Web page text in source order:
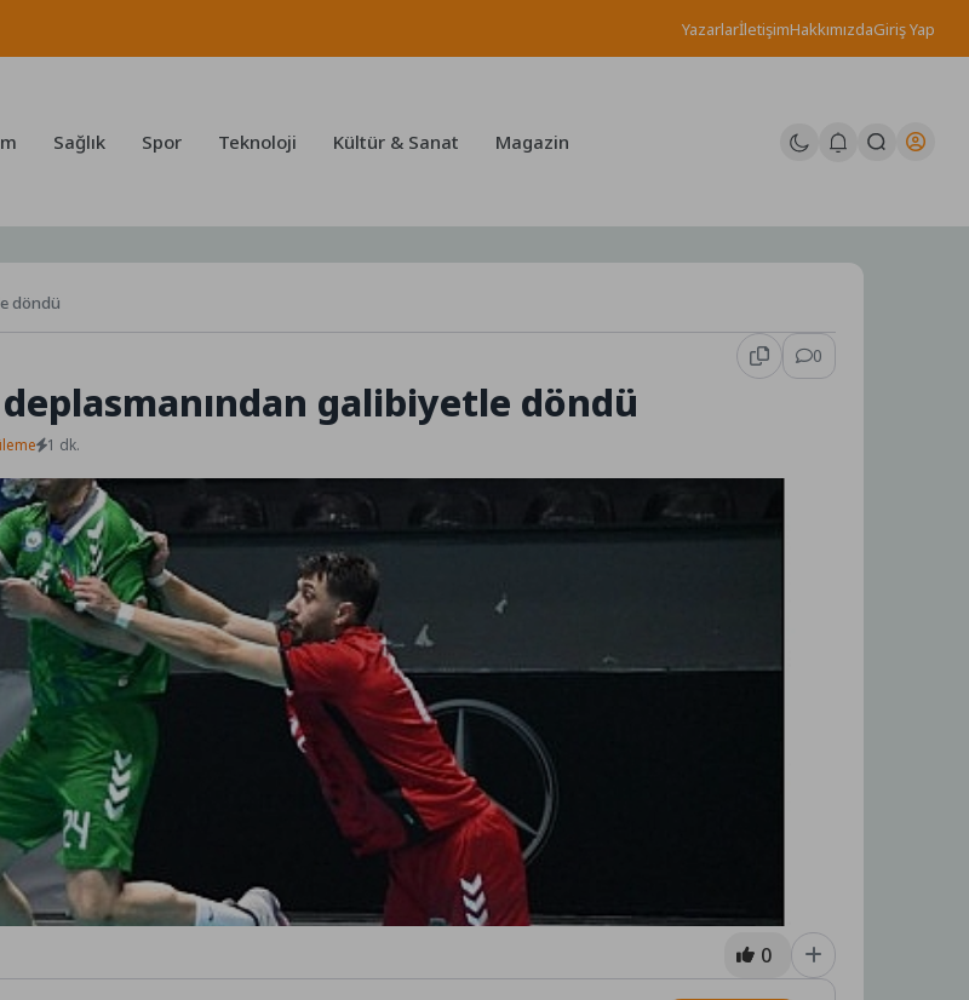
YazarlarİletişimHakkımızdaGiriş Yap
Sağlık Spor Teknoloji Kültür & Sanat Magazin
döndü
0
galibiyetle döndü
1 dk.
0